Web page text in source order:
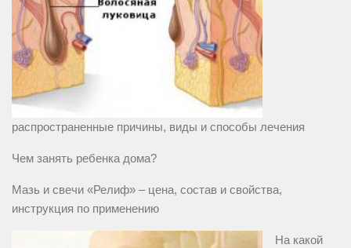
распространенные причины, виды и способы лечения
Чем занять ребенка дома?
Мазь и свечи «Релиф» – цена, состав и свойства,
инструкция по применению
На какой